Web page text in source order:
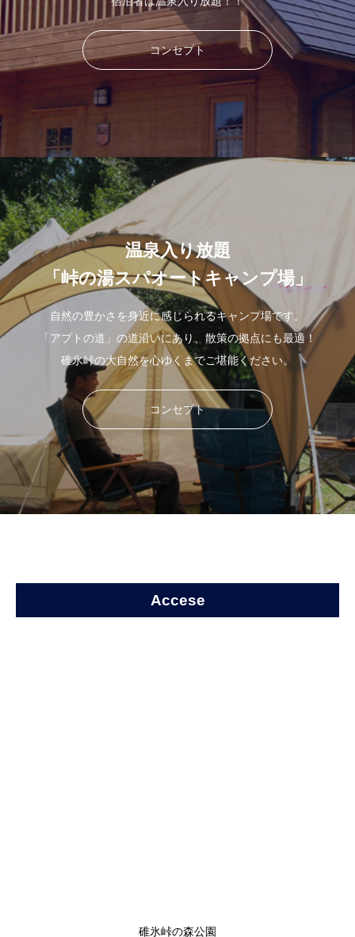
コンセプト
温泉入り放題
「峠の湯スパオートキャンプ場」
自然の豊かさを身近に感じられるキャンプ場です。
「アプトの道」の道沿いにあり、散策の拠点にも最適！
碓氷峠の大自然を心ゆくまでご堪能ください。
コンセプト
Accese
碓氷峠の森公園